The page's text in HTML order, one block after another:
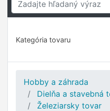
Kategória tovaru
Hobby a záhrada
Dielňa a stavebná
Železiarsky tovar